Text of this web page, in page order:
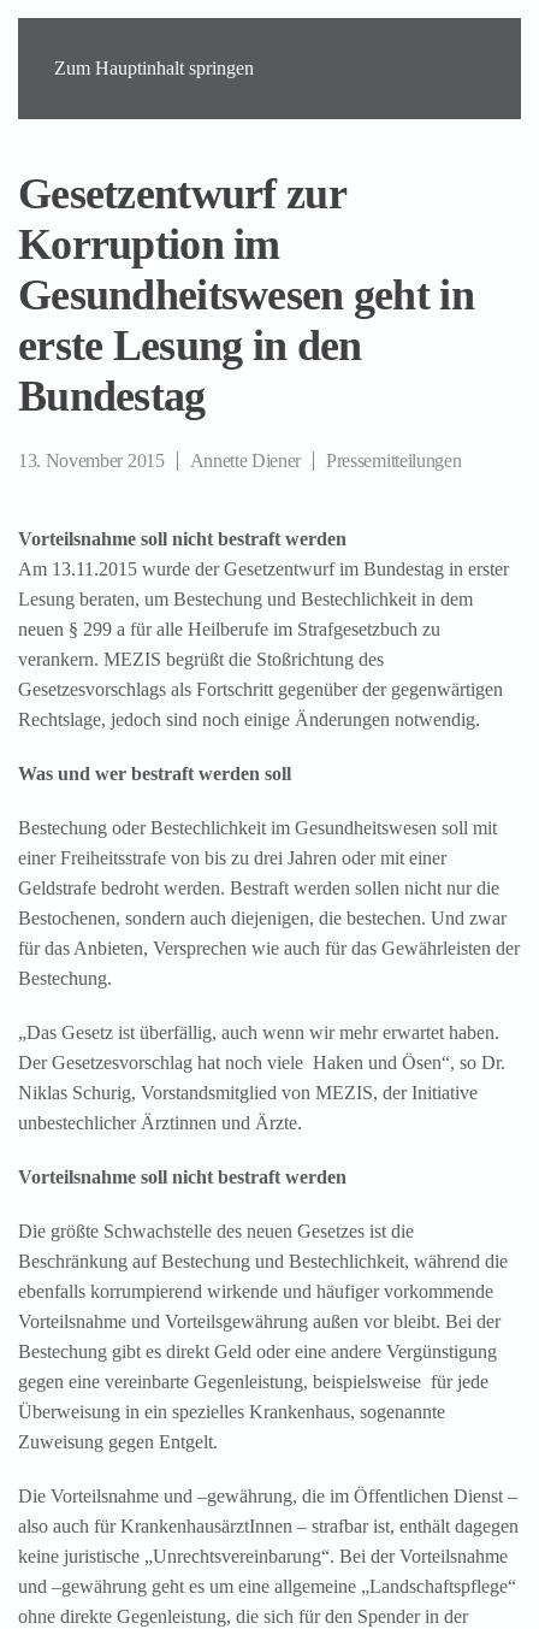
Zum Hauptinhalt springen
Gesetzentwurf zur
Korruption im
Gesundheitswesen geht in
erste Lesung in den
Bundestag
13. November 2015 Annette Diener Pressemitteilungen
Vorteilsnahme soll nicht bestraft werden
Am 13.11.2015 wurde der Gesetzentwurf im Bundestag in erster
Lesung beraten, um Bestechung und Bestechlichkeit in dem
neuen § 299 a für alle Heilberufe im Strafgesetzbuch zu
verankern. MEZIS begrüßt die Stoßrichtung des
Gesetzesvorschlags als Fortschritt gegenüber der gegenwärtigen
Rechtslage, jedoch sind noch einige Änderungen notwendig.
Was und wer bestraft werden soll
Bestechung oder Bestechlichkeit im Gesundheitswesen soll mit
einer Freiheitsstrafe von bis zu drei Jahren oder mit einer
Geldstrafe bedroht werden. Bestraft werden sollen nicht nur die
Bestochenen, sondern auch diejenigen, die bestechen. Und zwar
für das Anbieten, Versprechen wie auch für das Gewährleisten der
Bestechung.
„Das Gesetz ist überfällig, auch wenn wir mehr erwartet haben.
Der Gesetzesvorschlag hat noch viele Haken und Ösen“, so Dr.
Niklas Schurig, Vorstandsmitglied von MEZIS, der Initiative
unbestechlicher Ärztinnen und Ärzte.
Vorteilsnahme soll nicht bestraft werden
Die größte Schwachstelle des neuen Gesetzes ist die
Beschränkung auf Bestechung und Bestechlichkeit, während die
ebenfalls korrumpierend wirkende und häufiger vorkommende
Vorteilsnahme und Vorteilsgewährung außen vor bleibt. Bei der
Bestechung gibt es direkt Geld oder eine andere Vergünstigung
gegen eine vereinbarte Gegenleistung, beispielsweise für jede
Überweisung in ein spezielles Krankenhaus, sogenannte
Zuweisung gegen Entgelt.
Die Vorteilsnahme und –gewährung, die im Öffentlichen Dienst –
also auch für KrankenhausärztInnen – strafbar ist, enthält dagegen
keine juristische „Unrechtsvereinbarung“. Bei der Vorteilsnahme
und –gewährung geht es um eine allgemeine „Landschaftspflege“
ohne direkte Gegenleistung, die sich für den Spender in der